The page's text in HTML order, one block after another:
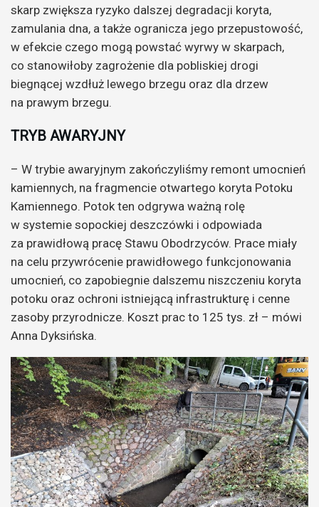
skarp zwiększa ryzyko dalszej degradacji koryta,
zamulania dna, a także ogranicza jego przepustowość,
w efekcie czego mogą powstać wyrwy w skarpach,
co stanowiłoby zagrożenie dla pobliskiej drogi
biegnącej wzdłuż lewego brzegu oraz dla drzew
na prawym brzegu.
TRYB AWARYJNY
– W trybie awaryjnym zakończyliśmy remont umocnień
kamiennych, na fragmencie otwartego koryta Potoku
Kamiennego. Potok ten odgrywa ważną rolę
w systemie sopockiej deszczówki i odpowiada
za prawidłową pracę Stawu Obodrzyców. Prace miały
na celu przywrócenie prawidłowego funkcjonowania
umocnień, co zapobiegnie dalszemu niszczeniu koryta
potoku oraz ochroni istniejącą infrastrukturę i cenne
zasoby przyrodnicze. Koszt prac to 125 tys. zł – mówi
Anna Dyksińska.